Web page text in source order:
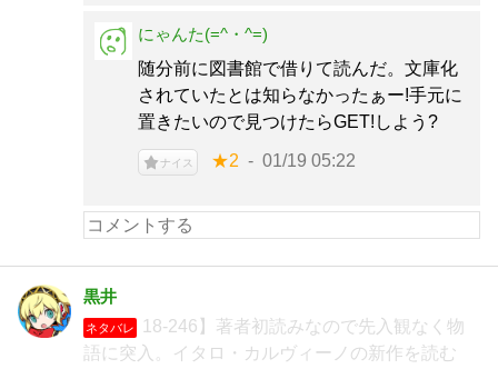
にゃんた(=^・^=)
随分前に図書館で借りて読んだ。文庫化
されていたとは知らなかったぁー!手元に
置きたいので見つけたらGET!しよう?
ナイス ★2 01/19 05:22
黒井
ネタバレ
18-246】著者初読みなので先入観なく物
語に突入。イタロ・カルヴィーノの新作を読む